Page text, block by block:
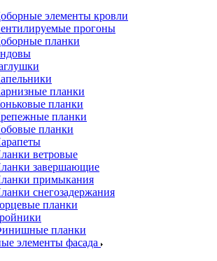
элементы кровли
прогоны
планки
планки
планки
планки
планки
ветровые
завершающие
примыкания
снегозадержания
планки
планки
элементы фасада